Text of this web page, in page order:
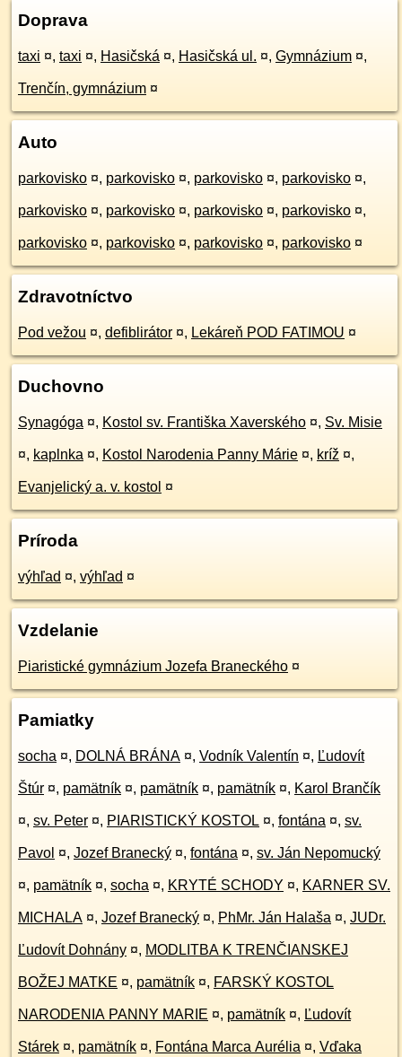
Doprava
taxi ¤, taxi ¤, Hasičská ¤, Hasičská ul. ¤, Gymnázium ¤,
Trenčín, gymnázium ¤
Auto
parkovisko ¤, parkovisko ¤, parkovisko ¤, parkovisko ¤,
parkovisko ¤, parkovisko ¤, parkovisko ¤, parkovisko ¤,
parkovisko ¤, parkovisko ¤, parkovisko ¤, parkovisko ¤
Zdravotníctvo
Pod vežou ¤, defiblirátor ¤, Lekáreň POD FATIMOU ¤
Duchovno
Synagóga ¤, Kostol sv. Františka Xaverského ¤, Sv. Misie
¤, kaplnka ¤, Kostol Narodenia Panny Márie ¤, kríž ¤,
Evanjelický a. v. kostol ¤
Príroda
výhľad ¤, výhľad ¤
Vzdelanie
Piaristické gymnázium Jozefa Braneckého ¤
Pamiatky
socha ¤, DOLNÁ BRÁNA ¤, Vodník Valentín ¤, Ľudovít
Štúr ¤, pamätník ¤, pamätník ¤, pamätník ¤, Karol Brančík
¤, sv. Peter ¤, PIARISTICKÝ KOSTOL ¤, fontána ¤, sv.
Pavol ¤, Jozef Branecký ¤, fontána ¤, sv. Ján Nepomucký
¤, pamätník ¤, socha ¤, KRYTÉ SCHODY ¤, KARNER SV.
MICHALA ¤, Jozef Branecký ¤, PhMr. Ján Halaša ¤, JUDr.
Ľudovít Dohnány ¤, MODLITBA K TRENČIANSKEJ
BOŽEJ MATKE ¤, pamätník ¤, FARSKÝ KOSTOL
NARODENIA PANNY MARIE ¤, pamätník ¤, Ľudovít
Stárek ¤, pamätník ¤, Fontána Marca Aurélia ¤, Vďaka